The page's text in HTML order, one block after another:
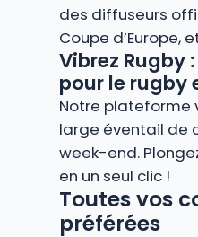
des diffuseurs
Coupe d’Europe,
Vibrez Rugby
pour le rugby
Notre plateforme
large éventail de
week-end.
en un seul clic !
Toutes vos
préférées